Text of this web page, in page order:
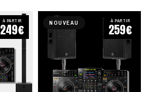
À PARTIR
249€ NOUVEAU À PARTIR
259€